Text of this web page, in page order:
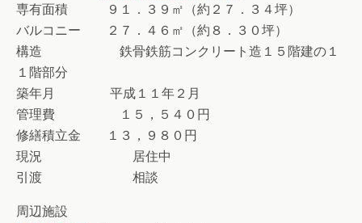
専有面積 ９１．３９㎡（約２７．３４坪）
バルコニー ２７．４６㎡（約８．３０坪）
構造 鉄骨鉄筋コンクリート造１５階建の１
１階部分
築年月 平成１１年２月
管理費 １５，５４０円
修繕積立金 １３，９８０円
現況 居住中
引渡 相談
周辺施設